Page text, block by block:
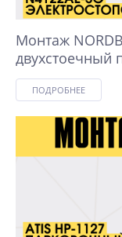
Монтаж
двухстоечный
ПОДРОБНЕЕ